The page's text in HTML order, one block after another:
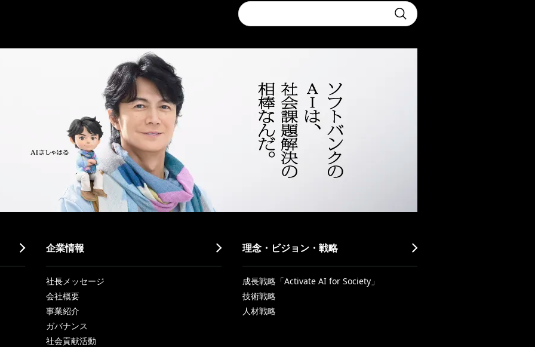
Conduct
a
search
Submit
企業情報
社長メッセージ
会社概要
事業紹介
ガバナンス
社会貢献活動
理念・ビジョン・戦略
成長戦略「Activate AI for Society」
技術戦略
人材戦略